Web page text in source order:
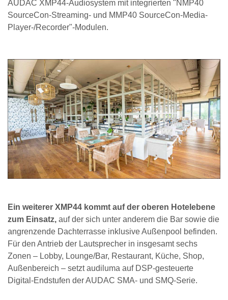
AUDAC XMP44-Audiosystem mit integrierten "NMP40
SourceCon-Streaming- und MMP40 SourceCon-Media-
Player-/Recorder"-Modulen.
Ein weiterer XMP44 kommt auf der oberen Hotelebene
zum Einsatz, auf der sich unter anderem die Bar sowie die
angrenzende Dachterrasse inklusive Außenpool befinden.
Für den Antrieb der Lautsprecher in insgesamt sechs
Zonen – Lobby, Lounge/Bar, Restaurant, Küche, Shop,
Außenbereich – setzt audiluma auf DSP-gesteuerte
Digital-Endstufen der AUDAC SMA- und SMQ-Serie.